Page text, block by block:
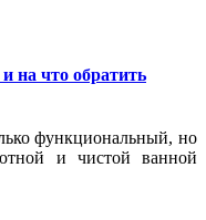
на что обратить
функциональный, но
и чистой ванной